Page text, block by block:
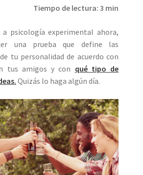
Tiempo de lectura: 3 min
a psicología experimental ahora,
una prueba que define las
tu personalidad de acuerdo con
tus amigos y con qué tipo de
Quizás lo haga algún día.